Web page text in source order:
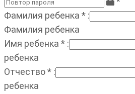
Фамилия ребенка * :
Фамилия ребенка
Имя ребенка * :
ребенка
Отчество* :
ребенка